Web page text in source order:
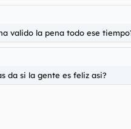
valido la pena todo ese
da si la gente es feliz asi?